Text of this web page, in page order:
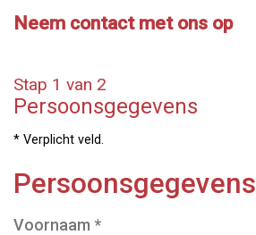
Neem contact met ons op
Stap 1 van 2
Persoonsgegevens
* Verplicht veld.
Persoonsgegevens
Voornaam *